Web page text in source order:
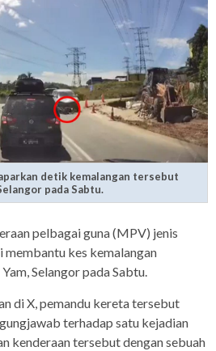
detik kemalangan tersebut
pada Sabtu.
pelbagai guna (MPV) jenis
kes kemalangan
Selangor pada Sabtu.
di X, pemandu kereta tersebut
terhadap satu kejadian
kenderaan tersebut dengan sebuah